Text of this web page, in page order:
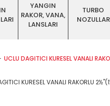
YANGIN
RAKOR, VANA,
LANSLARI
TURBO
NOZULLAR
UCLU DAGITICI KURESEL VANALI